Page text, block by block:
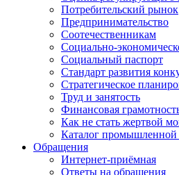
Потребительский рынок
Предпринимательство
Соотечественникам
Социально-
Социальный паспорт
Стандарт развития
Стратегическое
Труд и занятость
Финансовая
Как не стать жертвой
Каталог промышленной
Обращения
Интернет-приёмная
Ответы на обращения